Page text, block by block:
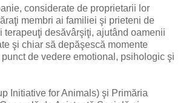
considerate de proprietarii lor
membri ai familiei şi prieteni de
terapeuţi desăvârşiţi, ajutând oamenii
şi chiar să depăşescă momente
de vedere emotional, psihologic şi
Initiative for Animals) şi Primăria